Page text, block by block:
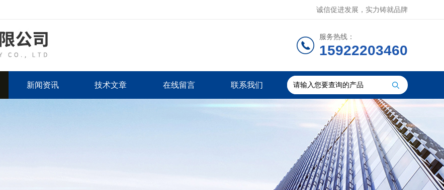
诚信促进发展，实力铸就品牌
服务热线：
15922203460
新闻资讯 技术文章 在线留言 联系我们